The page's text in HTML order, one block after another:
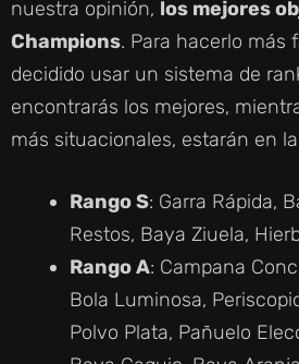
nuestra opinión, los mejores
Champions. Para hacerlo más
decidido usar un sistema de
encontrarás los mejores,
más situacionales, estarán en la
Rango S: Garra Rápida,
Restos, Baya Ziuela,
Rango A: Campana
Bola Luminosa,
Polvo Plata, Pañuelo